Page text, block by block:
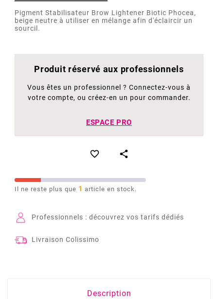
Pigment Stabilisateur Brow Lightener Biotic Phocea,
beige neutre à utiliser en mélange afin d'éclaircir un
sourcil.
Produit réservé aux professionnels
Vous êtes un professionnel ? Connectez-vous à
votre compte, ou créez-en un pour commander.
ESPACE PRO
 
Il ne reste plus que 1 article en stock.
Professionnels : découvrez vos tarifs dédiés
Livraison Colissimo
Description